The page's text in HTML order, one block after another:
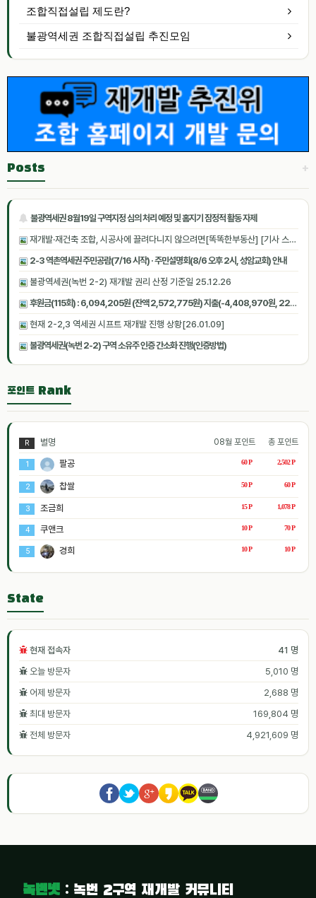
조합직접설립 제도란?
불광역세권 조합직접설립 추진모임
+
Posts
불광역세권 8월19일 구역지정 심의 처리 예정 및 홈지기 잠정적 활동 자제
재개발·재건축 조합, 시공사에 끌려다니지 않으려면[똑똑한부동산] [기사 스크랩]
2-3 역촌역세권 주민공람(7/16 시작) · 주민설명회(8/6 오후 2시, 성암교회) 안내
불광역세권(녹번 2-2) 재개발 권리 산정 기준일 25.12.26
후원금(115회) : 6,094,205원 (잔액 2,572,775원) 지출(-4,408,970원, 22회) [2026.06.27 07:05:14 기준]
현재 2-2,3 역세권 시프트 재개발 진행 상황[26.01.09]
불광역세권(녹번 2-2) 구역 소유주 인증 간소화 진행(인증방법)
포인트 Rank
총 포인트
08월 포인트
R 별명
2,502 P
60 P
1 팔공
60 P
50 P
2 찹쌀
1,078 P
15 P
3 조금희
70 P
10 P
4 쿠앤크
10 P
10 P
5 경희
State
현재 접속자
41 명
오늘 방문자
5,010 명
어제 방문자
2,688 명
최대 방문자
169,804 명
전체 방문자
4,921,609 명
녹번넷 : 녹번 2구역 재개발 커뮤니티